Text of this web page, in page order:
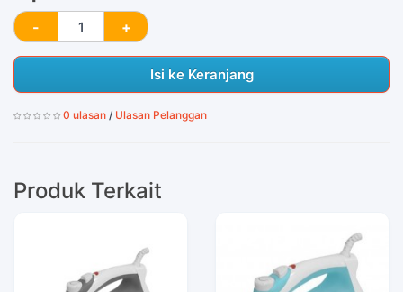
Isi ke Keranjang
0 ulasan / Ulasan Pelanggan
Produk Terkait